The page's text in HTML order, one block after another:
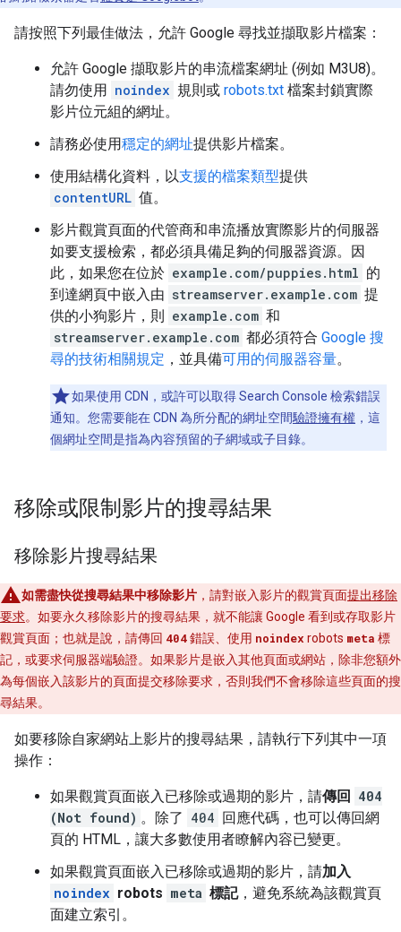
請按照下列最佳做法，允許 Google 尋找並擷取影片檔案：
允許 Google 擷取影片的串流檔案網址 (例如 M3U8)。
請勿使用 noindex 規則或 robots.txt 檔案封鎖實際
影片位元組的網址。
請務必使用穩定的網址提供影片檔案。
使用結構化資料，以支援的檔案類型提供
contentURL 值。
影片觀賞頁面的代管商和串流播放實際影片的伺服器
如要支援檢索，都必須具備足夠的伺服器資源。因
此，如果您在位於 example.com/puppies.html 的
到達網頁中嵌入由 streamserver.example.com 提
供的小狗影片，則 example.com 和
streamserver.example.com 都必須符合 Google 搜
尋的技術相關規定 ，並具備可用的伺服器容量。
如果使用 CDN，或許可以取得 Search Console 檢索錯誤
通知。您需要能在 CDN 為所分配的網址空間驗證擁有權 ，這
個網址空間是指為內容預留的子網域或子目錄。
移除或限制影片的搜尋結果
移除影片搜尋結果
如需盡快從搜尋結果中移除影片 ，請對嵌入影片的觀賞頁面提出移除
要求。如要永久移除影片的搜尋結果，就不能讓 Google 看到或存取影片
觀賞頁面；也就是說，請傳回 404錯誤、使用 noindex robots meta 標
記，或要求伺服器端驗證。如果影片是嵌入其他頁面或網站，除非您額外
為每個嵌入該影片的頁面提交移除要求，否則我們不會移除這些頁面的搜
尋結果。
如要移除自家網站上影片的搜尋結果，請執行下列其中一項
操作：
如果觀賞頁面嵌入已移除或過期的影片，請傳回
404
(Not found) 。除了 404 回應代碼，也可以傳回網
頁的 HTML，讓大多數使用者瞭解內容已變更。
如果觀賞頁面嵌入已移除或過期的影片，請加入
noindex robots meta 標記，避免系統為該觀賞頁
面建立索引。